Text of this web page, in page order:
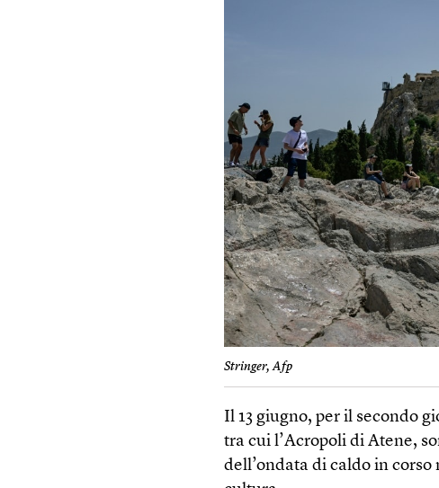
Stringer, Afp
Il 13 giugno, per il secondo
tra cui l’Acropoli di Atene,
dell’ondata di caldo in